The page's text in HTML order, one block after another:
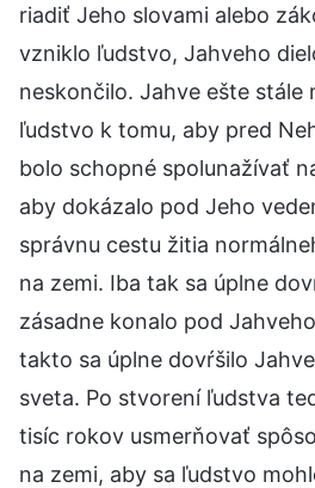
riadiť Jeho slovami alebo
vzniklo ľudstvo, Jahveho
neskončilo. Jahve ešte stále
ľudstvo k tomu, aby pred
bolo schopné spolunažívať
aby dokázalo pod Jeho
správnu cestu žitia
na zemi. Iba tak sa úplne
zásadne konalo pod
takto sa úplne dovŕšilo
sveta. Po stvorení ľudstva
tisíc rokov usmerňovať
na zemi, aby sa ľudstvo